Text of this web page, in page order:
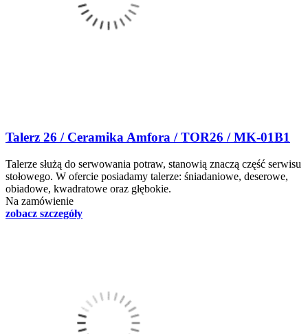
Talerz 26 / Ceramika Amfora / TOR26 / MK-01B1
Talerze służą do serwowania potraw, stanowią znaczą część serwisu
stołowego. W ofercie posiadamy talerze: śniadaniowe, deserowe,
obiadowe, kwadratowe oraz głębokie.
Na zamówienie
zobacz szczegóły